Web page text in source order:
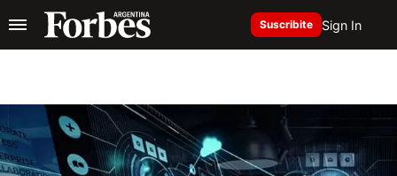
Suscribite Sign In